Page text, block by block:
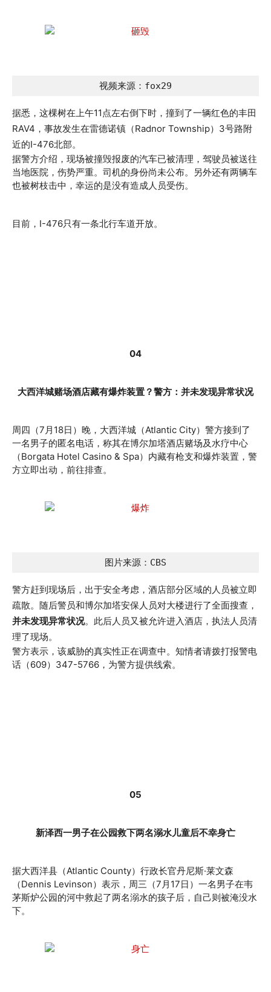
视频来源：fox29
据悉，这棵树在上午11点左右倒下时，撞到了一辆红色的丰田
RAV4，事故发生在雷德诺镇（Radnor Township）3号路附
近的I-476北部。
据警方介绍，现场被撞毁报废的汽车已被清理，驾驶员被送往
当地医院，伤势严重。司机的身份尚未公布。另外还有两辆车
也被树枝击中，幸运的是没有造成人员受伤。
目前，I-476只有一条北行车道开放。
04
大西洋城赌场酒店藏有爆炸装置？警方：并未发现异常状况
周四（7月18日）晚，大西洋城（Atlantic City）警方接到了
一名男子的匿名电话，称其在博尔加塔酒店赌场及水疗中心
（Borgata Hotel Casino & Spa）内藏有枪支和爆炸装置，警
方立即出动，前往排查。
图片来源：CBS
警方赶到现场后，出于安全考虑，酒店部分区域的人员被立即
疏散。随后警员和博尔加塔安保人员对大楼进行了全面搜查，
并未发现异常状况。此后人员又被允许进入酒店，执法人员清
理了现场。
警方表示，该威胁的真实性正在调查中。知情者请拨打报警电
话（609）347-5766，为警方提供线索。
05
新泽西一男子在公园救下两名溺水儿童后不幸身亡
据大西洋县（Atlantic County）行政长官丹尼斯·莱文森
（Dennis Levinson）表示，周三（7月17日）一名男子在韦
茅斯炉公园的河中救起了两名溺水的孩子后，自己则被淹没水
下。